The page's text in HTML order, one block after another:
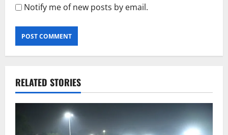
Notify me of new posts by email.
RELATED STORIES